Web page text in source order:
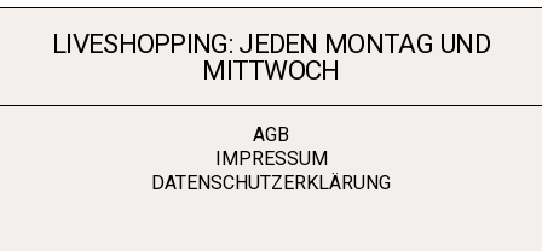
LIVESHOPPING: JEDEN MONTAG UND
MITTWOCH
AGB
IMPRESSUM
DATENSCHUTZERKLÄRUNG